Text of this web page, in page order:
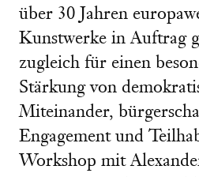
über 30 Jahren
Kunstwerke in Auftrag
zugleich für einen
Stärkung von
Miteinander,
Engagement und
Workshop mit